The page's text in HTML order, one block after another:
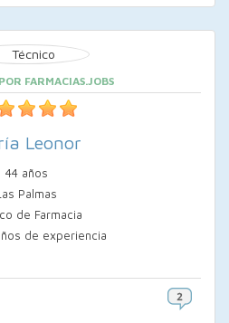
FARMACIAS.JOBS
Leonor
44 años
Palmas
de Farmacia
de experiencia